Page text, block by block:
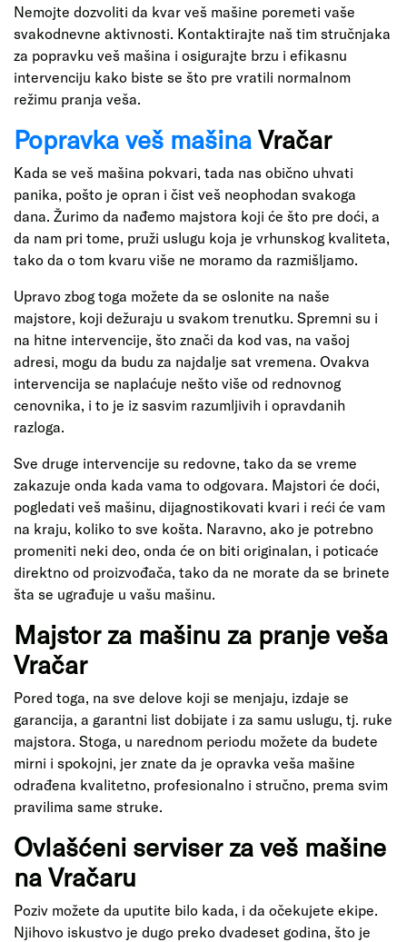
Nemojte dozvoliti da kvar veš mašine poremeti vaše
svakodnevne aktivnosti. Kontaktirajte naš tim stručnjaka
za popravku veš mašina i osigurajte brzu i efikasnu
intervenciju kako biste se što pre vratili normalnom
režimu pranja veša.
Popravka veš mašina Vračar
Kada se veš mašina pokvari, tada nas obično uhvati
panika, pošto je opran i čist veš neophodan svakoga
dana. Žurimo da nađemo majstora koji će što pre doći, a
da nam pri tome, pruži uslugu koja je vrhunskog kvaliteta,
tako da o tom kvaru više ne moramo da razmišljamo.
Upravo zbog toga možete da se oslonite na naše
majstore, koji dežuraju u svakom trenutku. Spremni su i
na hitne intervencije, što znači da kod vas, na vašoj
adresi, mogu da budu za najdalje sat vremena. Ovakva
intervencija se naplaćuje nešto više od rednovnog
cenovnika, i to je iz sasvim razumljivih i opravdanih
razloga.
Sve druge intervencije su redovne, tako da se vreme
zakazuje onda kada vama to odgovara. Majstori će doći,
pogledati veš mašinu, dijagnostikovati kvari i reći će vam
na kraju, koliko to sve košta. Naravno, ako je potrebno
promeniti neki deo, onda će on biti originalan, i poticaće
direktno od proizvođača, tako da ne morate da se brinete
šta se ugrađuje u vašu mašinu.
Majstor za mašinu za pranje veša
Vračar
Pored toga, na sve delove koji se menjaju, izdaje se
garancija, a garantni list dobijate i za samu uslugu, tj. ruke
majstora. Stoga, u narednom periodu možete da budete
mirni i spokojni, jer znate da je opravka veša mašine
odrađena kvalitetno, profesionalno i stručno, prema svim
pravilima same struke.
Ovlašćeni serviser za veš mašine
na Vračaru
Poziv možete da uputite bilo kada, i da očekujete ekipe.
Njihovo iskustvo je dugo preko dvadeset godina, što je